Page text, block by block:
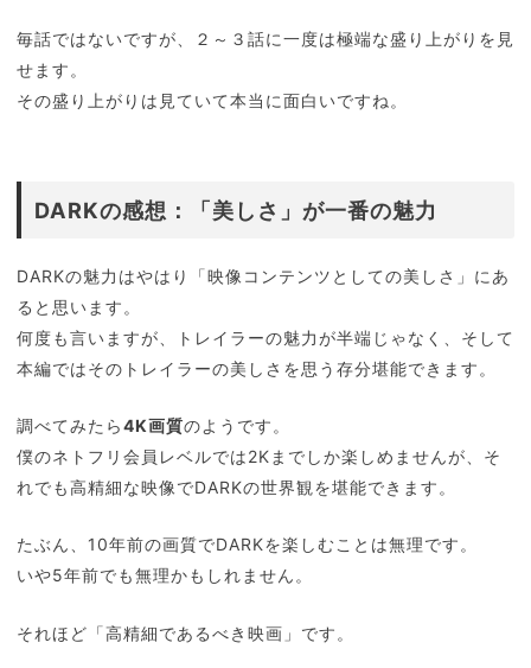
毎話ではないですが、２～３話に一度は極端な盛り上がりを見
せます。
その盛り上がりは見ていて本当に面白いですね。
DARKの感想：「美しさ」が一番の魅力
DARKの魅力はやはり「映像コンテンツとしての美しさ」にあ
ると思います。
何度も言いますが、トレイラーの魅力が半端じゃなく、そして
本編ではそのトレイラーの美しさを思う存分堪能できます。
調べてみたら4K画質のようです。
僕のネトフリ会員レベルでは2Kまでしか楽しめませんが、そ
れでも高精細な映像でDARKの世界観を堪能できます。
たぶん、10年前の画質でDARKを楽しむことは無理です。
いや5年前でも無理かもしれません。
それほど「高精細であるべき映画」です。